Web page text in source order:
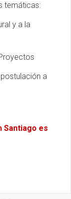
temáticas:
y a la
a
Santiago es